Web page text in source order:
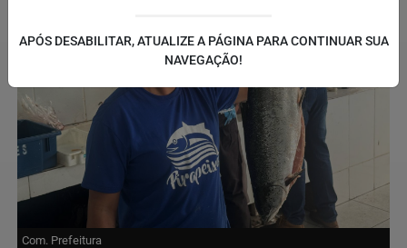
Com. Prefeitura
APÓS DESABILITAR, ATUALIZE A PÁGINA PARA CONTINUAR SUA
NAVEGAÇÃO!